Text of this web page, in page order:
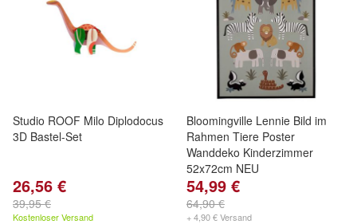
Studio ROOF Milo Diplodocus
3D Bastel-Set
26,56 €
39,95 €
Kostenloser Versand
Bloomingville Lennie Bild im
Rahmen Tiere Poster
Wanddeko Kinderzimmer
52x72cm NEU
54,99 €
64,90 €
+ 4,90 € Versand